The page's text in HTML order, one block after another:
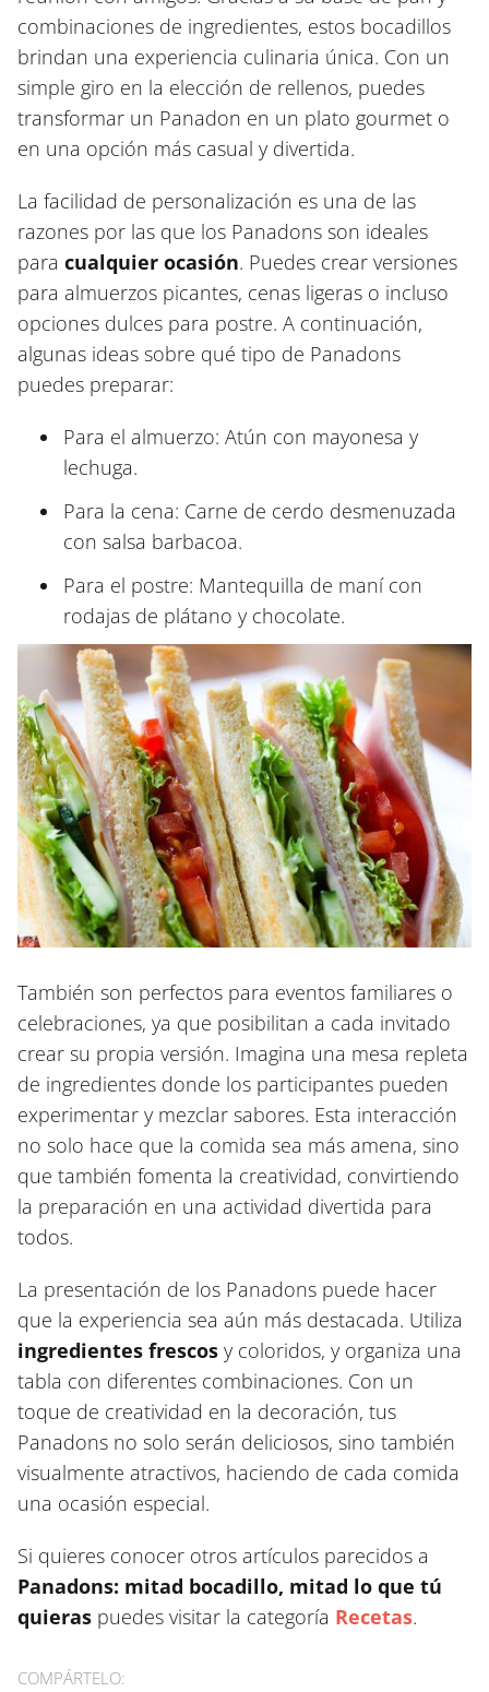
combinaciones de ingredientes, estos bocadillos
brindan una experiencia culinaria única. Con un
simple giro en la elección de rellenos, puedes
transformar un Panadon en un plato gourmet o
en una opción más casual y divertida.
La facilidad de personalización es una de las
razones por las que los Panadons son ideales
para cualquier ocasión. Puedes crear versiones
para almuerzos picantes, cenas ligeras o incluso
opciones dulces para postre. A continuación,
algunas ideas sobre qué tipo de Panadons
puedes preparar:
Para el almuerzo: Atún con mayonesa y
lechuga.
Para la cena: Carne de cerdo desmenuzada
con salsa barbacoa.
Para el postre: Mantequilla de maní con
rodajas de plátano y chocolate.
También son perfectos para eventos familiares o
celebraciones, ya que posibilitan a cada invitado
crear su propia versión. Imagina una mesa repleta
de ingredientes donde los participantes pueden
experimentar y mezclar sabores. Esta interacción
no solo hace que la comida sea más amena, sino
que también fomenta la creatividad, convirtiendo
la preparación en una actividad divertida para
todos.
La presentación de los Panadons puede hacer
que la experiencia sea aún más destacada. Utiliza
ingredientes frescos y coloridos, y organiza una
tabla con diferentes combinaciones. Con un
toque de creatividad en la decoración, tus
Panadons no solo serán deliciosos, sino también
visualmente atractivos, haciendo de cada comida
una ocasión especial.
Si quieres conocer otros artículos parecidos a
Panadons: mitad bocadillo, mitad lo que tú
quieras puedes visitar la categoría Recetas.
COMPÁRTELO: